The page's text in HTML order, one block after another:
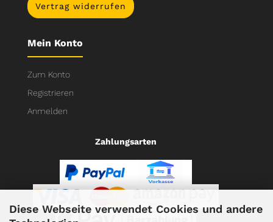
Diese Webseite verwendet Cookies und andere
Vertrag widerrufen
Mein Konto
Zum Konto
Registrieren
Anmelden
Zahlungsarten